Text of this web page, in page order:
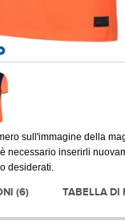
sull'immagine della
necessario inserirli
desiderati.
(6) TABELLA DI